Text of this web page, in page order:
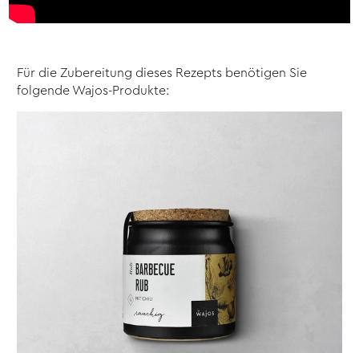
Für die Zubereitung dieses Rezepts benötigen Sie
folgende Wajos-Produkte: